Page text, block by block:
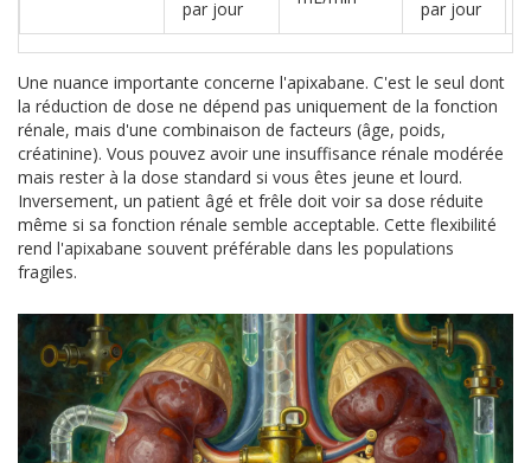
par jour
par jour
Une nuance importante concerne l'apixabane. C'est le seul dont
la réduction de dose ne dépend pas uniquement de la fonction
rénale, mais d'une combinaison de facteurs (âge, poids,
créatinine). Vous pouvez avoir une insuffisance rénale modérée
mais rester à la dose standard si vous êtes jeune et lourd.
Inversement, un patient âgé et frêle doit voir sa dose réduite
même si sa fonction rénale semble acceptable. Cette flexibilité
rend l'apixabane souvent préférable dans les populations
fragiles.